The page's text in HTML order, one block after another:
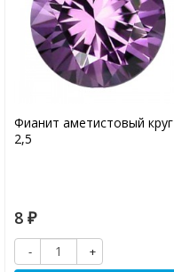
Фианит аметистовый круг
2,5
8 ₽
-
+